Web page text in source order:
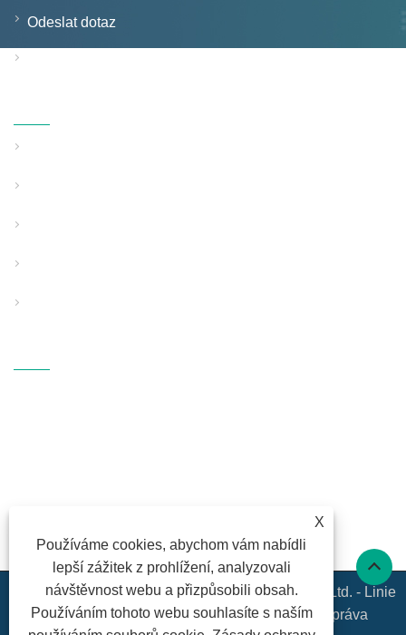
X
Používáme cookies, abychom vám nabídli
lepší zážitek z prohlížení, analyzovali
návštěvnost webu a přizpůsobili obsah.
Používáním tohoto webu souhlasíte s naším
Odeslat dotaz
TEL: +86-574-28883018
Copyright © 2020 Ningbo Fangli Technology Co., Ltd. - Linie
pro vytlačování trubek s pevnou stěnou - Všechna práva